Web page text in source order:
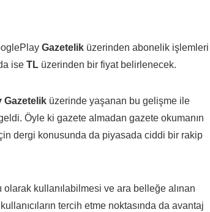
Gazetelik üzerinden abonelik işlemleri
ise TL üzerinden bir fiyat belirlenecek.
Gazetelik üzerinde yaşanan bu gelişme ile
Öyle ki gazete almadan gazete okumanın
dergi konusunda da piyasada ciddi bir rakip
olarak kullanılabilmesi ve ara belleğe alınan
tercih etme noktasında da avantaj